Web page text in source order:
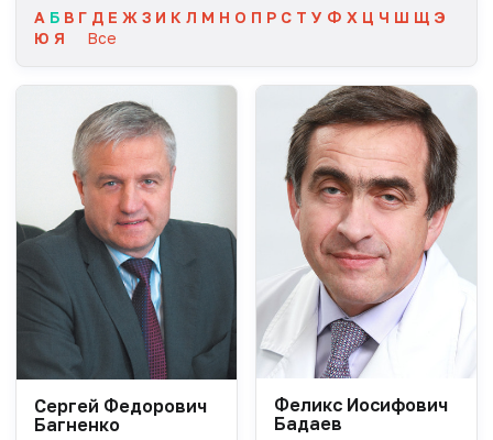
А Б В Г Д Е Ж З И К Л М Н О П Р С Т У Ф Х Ц Ч Ш Щ Э
Ю Я Все
Сергей Федорович
Багненко
Феликс Иосифович
Бадаев